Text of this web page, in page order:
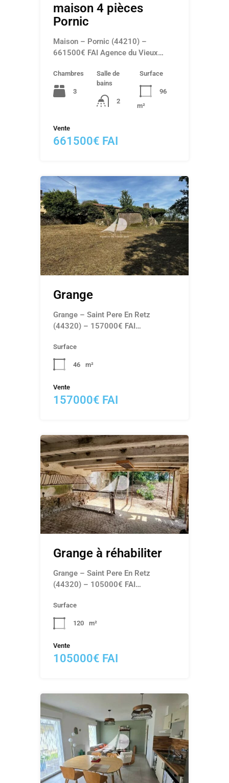
maison 4 pièces
Pornic
Maison – Pornic (44210) –
661500€ FAI Agence du Vieux…
Chambres
3
Salle de
bains
2
Surface
96
m²
Vente
661500€ FAI
Grange
Grange – Saint Pere En Retz
(44320) – 157000€ FAI…
Surface
46 m²
Vente
157000€ FAI
Grange à réhabiliter
Grange – Saint Pere En Retz
(44320) – 105000€ FAI…
Surface
120 m²
Vente
105000€ FAI